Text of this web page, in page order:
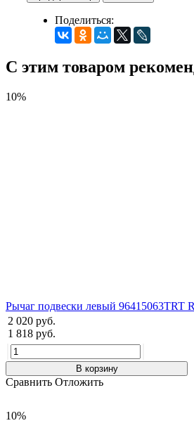
Поделиться:
С этим товаром
10%
Рычаг подвески левый 96415063TRT
2 020 руб.
1 818 руб.
В корзину
Сравнить Отложить
10%